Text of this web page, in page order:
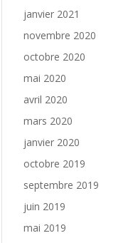
janvier 2021
novembre 2020
octobre 2020
mai 2020
avril 2020
mars 2020
janvier 2020
octobre 2019
septembre 2019
juin 2019
mai 2019